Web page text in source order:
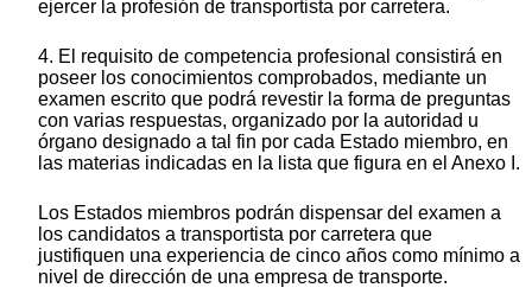
ejercer la profesión de transportista por carretera.
4. El requisito de competencia profesional consistirá en
poseer los conocimientos comprobados, mediante un
examen escrito que podrá revestir la forma de preguntas
con varias respuestas, organizado por la autoridad u
órgano designado a tal fin por cada Estado miembro, en
las materias indicadas en la lista que figura en el Anexo I.
Los Estados miembros podrán dispensar del examen a
los candidatos a transportista por carretera que
justifiquen una experiencia de cinco años como mínimo a
nivel de dirección de una empresa de transporte.